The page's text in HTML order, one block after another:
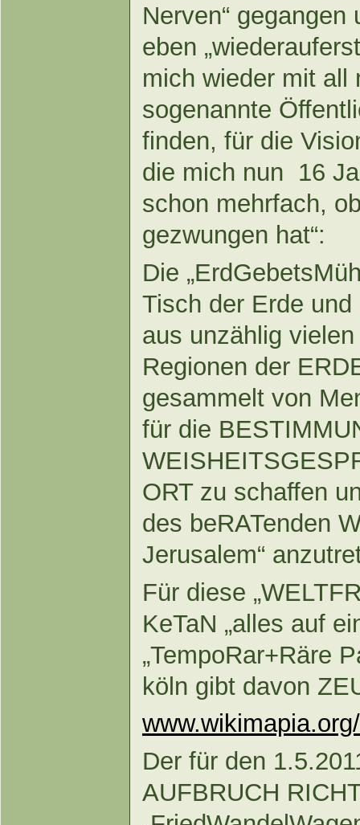
Nerven“ gegangen
eben
mich wieder mit all
sogenannte
finden, für die
die mich nun 16
schon mehrfach,
gezwungen hat“:
Die
Tisch der Erde
aus unzählig
Regionen der
gesammelt von
für die
ORT zu schaffen
des beRATenden
Jerusalem“
Für diese
KeTaN „alles auf
„TempoRar+Räre
köln gibt davon
Der für den
AUFBRUCH